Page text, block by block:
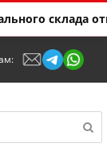
склада